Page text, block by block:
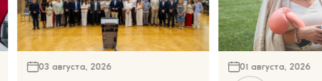
03 августа, 2026 01 августа, 2026